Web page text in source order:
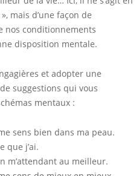
mais d’une façon de
nos conditionnements
disposition mentale.
et adopter une
suggestions qui vous
mentaux :
sens bien dans ma peau.
que j’ai.
m’attendant au meilleur.